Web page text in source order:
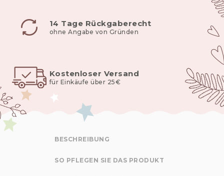
14 Tage Rückgaberecht
ohne Angabe von Gründen
Kostenloser Versand
für Einkäufe über 25€
BESCHREIBUNG
SO PFLEGEN SIE DAS PRODUKT